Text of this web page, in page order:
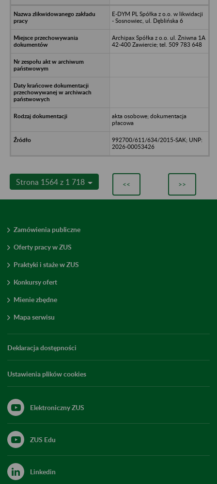
E-DYM PL Spółka z o.o. w likwidacji
- Sosnowiec, ul. Dęblińska 6
Archipax Spółka z o.o. ul. Żniwna 1A
42-400 Zawiercie; tel. 509 783 648
akta osobowe; dokumentacja
płacowa
992700/611/634/2015-SAK; UNP:
2026-00053426
Strona 1564 z 1 718 << >>
Zamówienia publiczne
Oferty pracy w ZUS
Praktyki i staże w ZUS
Konkursy ofert
Mienie zbędne
Mapa serwisu
Deklaracja dostępności
Ustawienia plików cookies
Elektroniczny ZUS
ZUS Edu
Linkedin